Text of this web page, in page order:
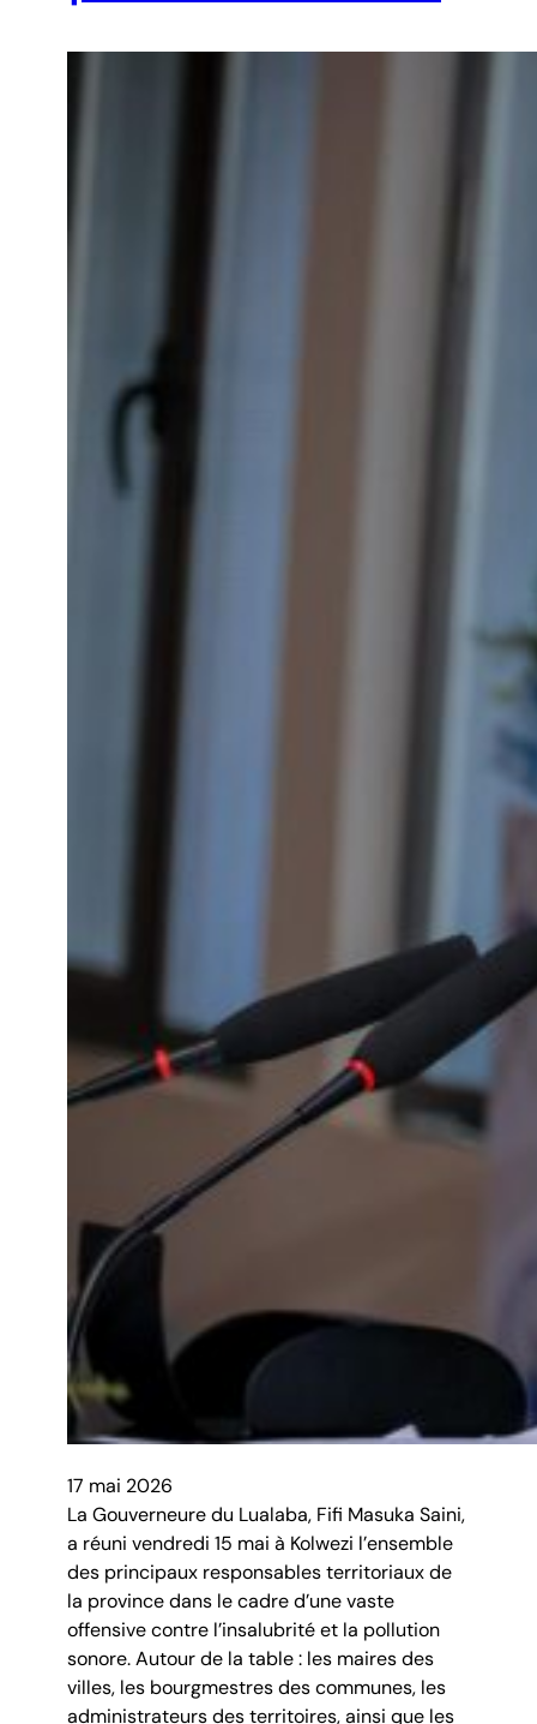
17 mai 2026
La Gouverneure du Lualaba, Fifi Masuka Saini,
a réuni vendredi 15 mai à Kolwezi l’ensemble
des principaux responsables territoriaux de
la province dans le cadre d’une vaste
offensive contre l’insalubrité et la pollution
sonore. Autour de la table : les maires des
villes, les bourgmestres des communes, les
administrateurs des territoires, ainsi que les